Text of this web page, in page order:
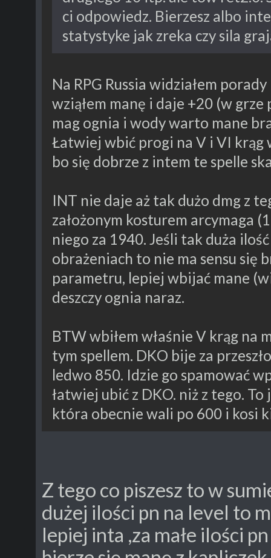
ci odpowiedz. Bierzesz albo
statystyke jak zreka czy sila
Na RPG Russia widziałem
wziąłem manę i daje +20 (w
mag ognia i wody warto mane
Łatwiej wbić progi na V i VI krąg
bo się dobrze z intem te spelle
INT nie daje aż tak dużo dmg z
założonym kosturem arcymaga
niego za 1940. Jeśli tak duża
obrażeniach to nie ma sensu się
parametru, lepiej wbijać mane
deszczy ognia naraz.
BTW wbiłem właśnie V krąg na
tym spellem. DKO bije za
ledwo 850. Idzie go spamować
łatwiej ubić z DKO. niż z tego.
która obecnie wali po 600 i kosi
Z tego co piszesz to w
dużej ilości pn na level to
lepiej inta ,za małe ilości